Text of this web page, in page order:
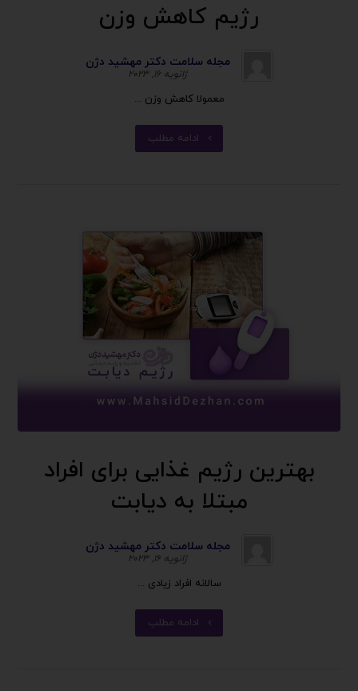
رژیم کاهش وزن
مجله سلامت دکتر مهشید دژن
ژانویه ۱۶, ۲۰۲۳
معمولا کاهش وزن ...
ادامه مطلب
بهترین رژیم غذایی برای افراد
مبتلا به دیابت
مجله سلامت دکتر مهشید دژن
ژانویه ۱۶, ۲۰۲۳
سالانه افراد زیادی ...
ادامه مطلب